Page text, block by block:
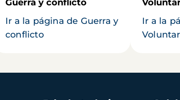
Guerra y conflicto
Ir a la página de Guerra y
conflicto
Ir a la